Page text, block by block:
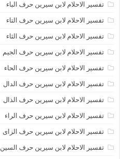
تفسير الاحلام لابن سيرين حرف الباء
تفسير الاحلام لابن سيرين حرف التاء
تفسير الاحلام لابن سيرين حرف الثاء
تفسير الاحلام لابن سيرين حرف الجيم
تفسير الاحلام لابن سيرين حرف الحاء
تفسير الاحلام لابن سيرين حرف الدال
تفسير الاحلام لابن سيرين حرف الذال
تفسير الاحلام لابن سيرين حرف الراء
تفسير الاحلام لابن سيرين حرف الزاى
تفسير الاحلام لابن سيرين حرف السين